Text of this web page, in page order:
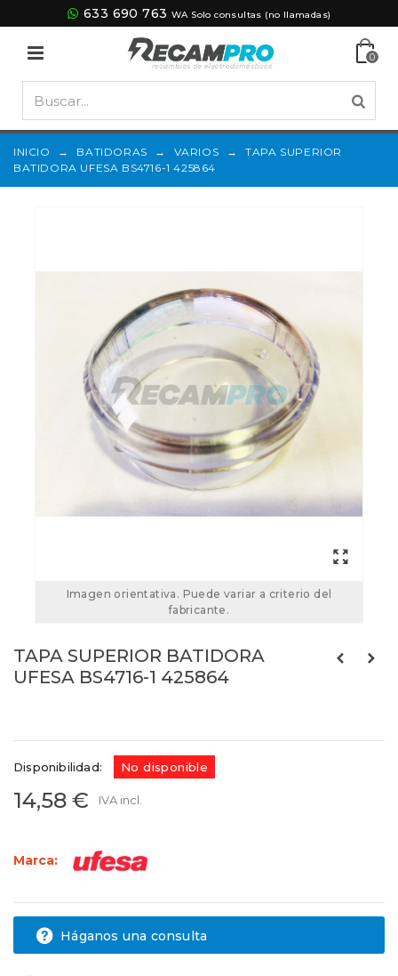
633 690 763 WA Solo consultas (no llamadas)
0
INICIO → BATIDORAS → VARIOS →
TAPA SUPERIOR
BATIDORA UFESA BS4716-1 425864
Imagen orientativa. Puede variar a criterio del
fabricante.
TAPA SUPERIOR BATIDORA
UFESA BS4716-1 425864
Disponibilidad: No disponible
14,58 € IVA incl.
Marca:
Háganos una consulta